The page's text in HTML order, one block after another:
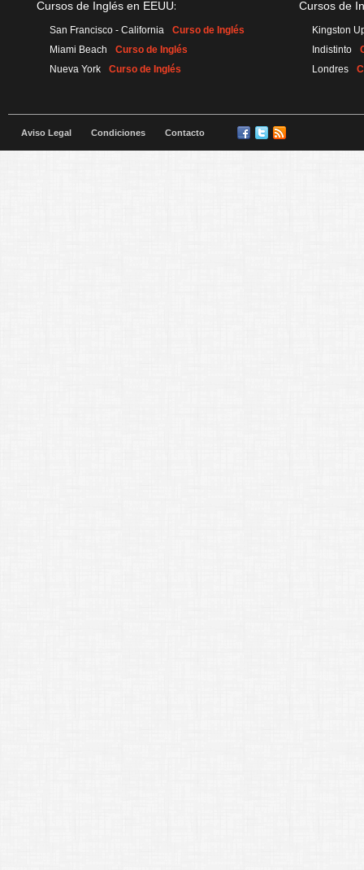
Cursos de Inglés en EEUU:
San Francisco - California
Curso de Inglés
Miami Beach
Curso de Inglés
Nueva York
Curso de Inglés
Cursos de
Kingston
Indistinto
Londres
Aviso Legal Condiciones Contacto